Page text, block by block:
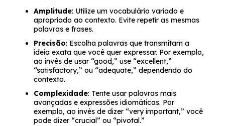
Amplitude: Utilize um vocabulário variado e
apropriado ao contexto. Evite repetir as mesmas
palavras e frases.
Precisão: Escolha palavras que transmitam a
ideia exata que você quer expressar. Por exemplo,
ao invés de usar “good,” use “excellent,”
“satisfactory,” ou “adequate,” dependendo do
contexto.
Complexidade: Tente usar palavras mais
avançadas e expressões idiomáticas. Por
exemplo, ao invés de dizer “very important,” você
pode dizer “crucial” ou “pivotal.”